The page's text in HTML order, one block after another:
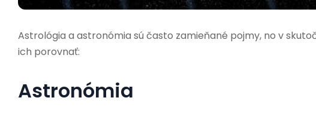
Astrológia a astronómia sú často zamieňané pojmy, no v
ich porovnať:
Astronómia